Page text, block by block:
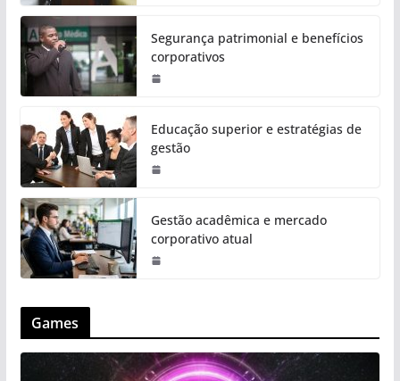
Segurança patrimonial e benefícios
corporativos
Educação superior e estratégias de
gestão
Gestão acadêmica e mercado
corporativo atual
Games